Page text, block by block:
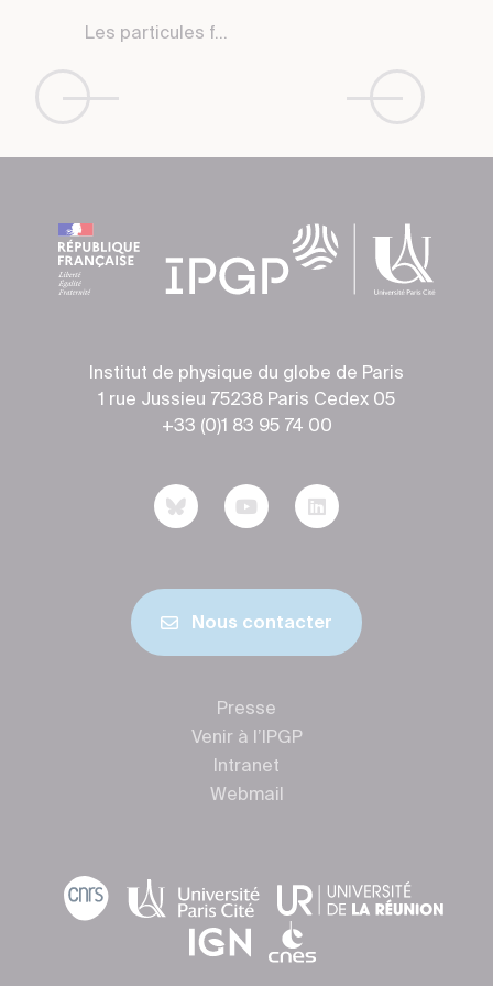
Institut de physique du globe de Paris
1 rue Jussieu 75238 Paris Cedex 05
+33 (0)1 83 95 74 00
Nous contacter
Presse
Venir à l’IPGP
Intranet
Webmail